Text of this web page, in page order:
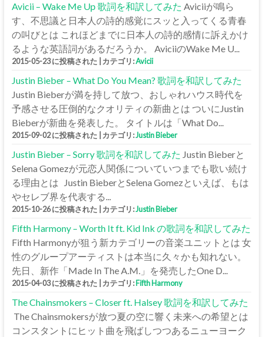
Avicii – Wake Me Up 歌詞を和訳してみた Aviciiが鳴ら
す、不思議と日本人の詩的感覚にスッと入ってくる青春
の叫びとは これほどまでに日本人の詩的感情に訴えかけ
るような英語詞があるだろうか。 AviciiのWake Me U...
2015-05-23 に投稿された カテゴリ:Avicii
Justin Bieber – What Do You Mean? 歌詞を和訳してみた
Justin Bieberが満を持して放つ、おしゃれハウス時代を
予感させる圧倒的なクオリティの新曲とは ついにJustin
Bieberが新曲を発表した。 タイトルは「What Do...
2015-09-02 に投稿された カテゴリ:Justin Bieber
Justin Bieber – Sorry 歌詞を和訳してみた Justin Bieberと
Selena Gomezが元恋人関係についていつまでも歌い続け
る理由とは Justin BieberとSelena Gomezといえば、もは
やセレブ界を代表する...
2015-10-26 に投稿された カテゴリ:Justin Bieber
Fifth Harmony – Worth It ft. Kid Ink の歌詞を和訳してみた
Fifth Harmonyが狙う新カテゴリーの音楽ユニットとは 女
性のグループアーティストは本当に久々かも知れない。
先日、新作「Made In The A.M.」を発売したOne D...
2015-04-03 に投稿された カテゴリ:Fifth Harmony
The Chainsmokers – Closer ft. Halsey 歌詞を和訳してみた
The Chainsmokersが放つ夏の空に響く未来への希望とは
コンスタントにヒット曲を飛ばしつつあるニューヨーク